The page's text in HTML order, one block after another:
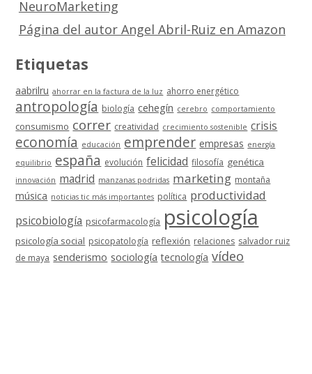
NeuroMarketing
Página del autor Angel Abril-Ruiz en Amazon
Etiquetas
aabrilru ahorrar en la factura de la luz ahorro energético
antropología biología cehegín cerebro comportamiento
consumismo correr creatividad crecimiento sostenible crisis
economía educación emprender empresas energía
equilibrio españa evolución felicidad filosofía genética
innovación madrid manzanas podridas marketing montaña
música noticias tic más importantes política productividad
psicobiología psicofarmacología psicología
psicología social psicopatología reflexión relaciones salvador ruiz
de maya senderismo sociología tecnología vídeo